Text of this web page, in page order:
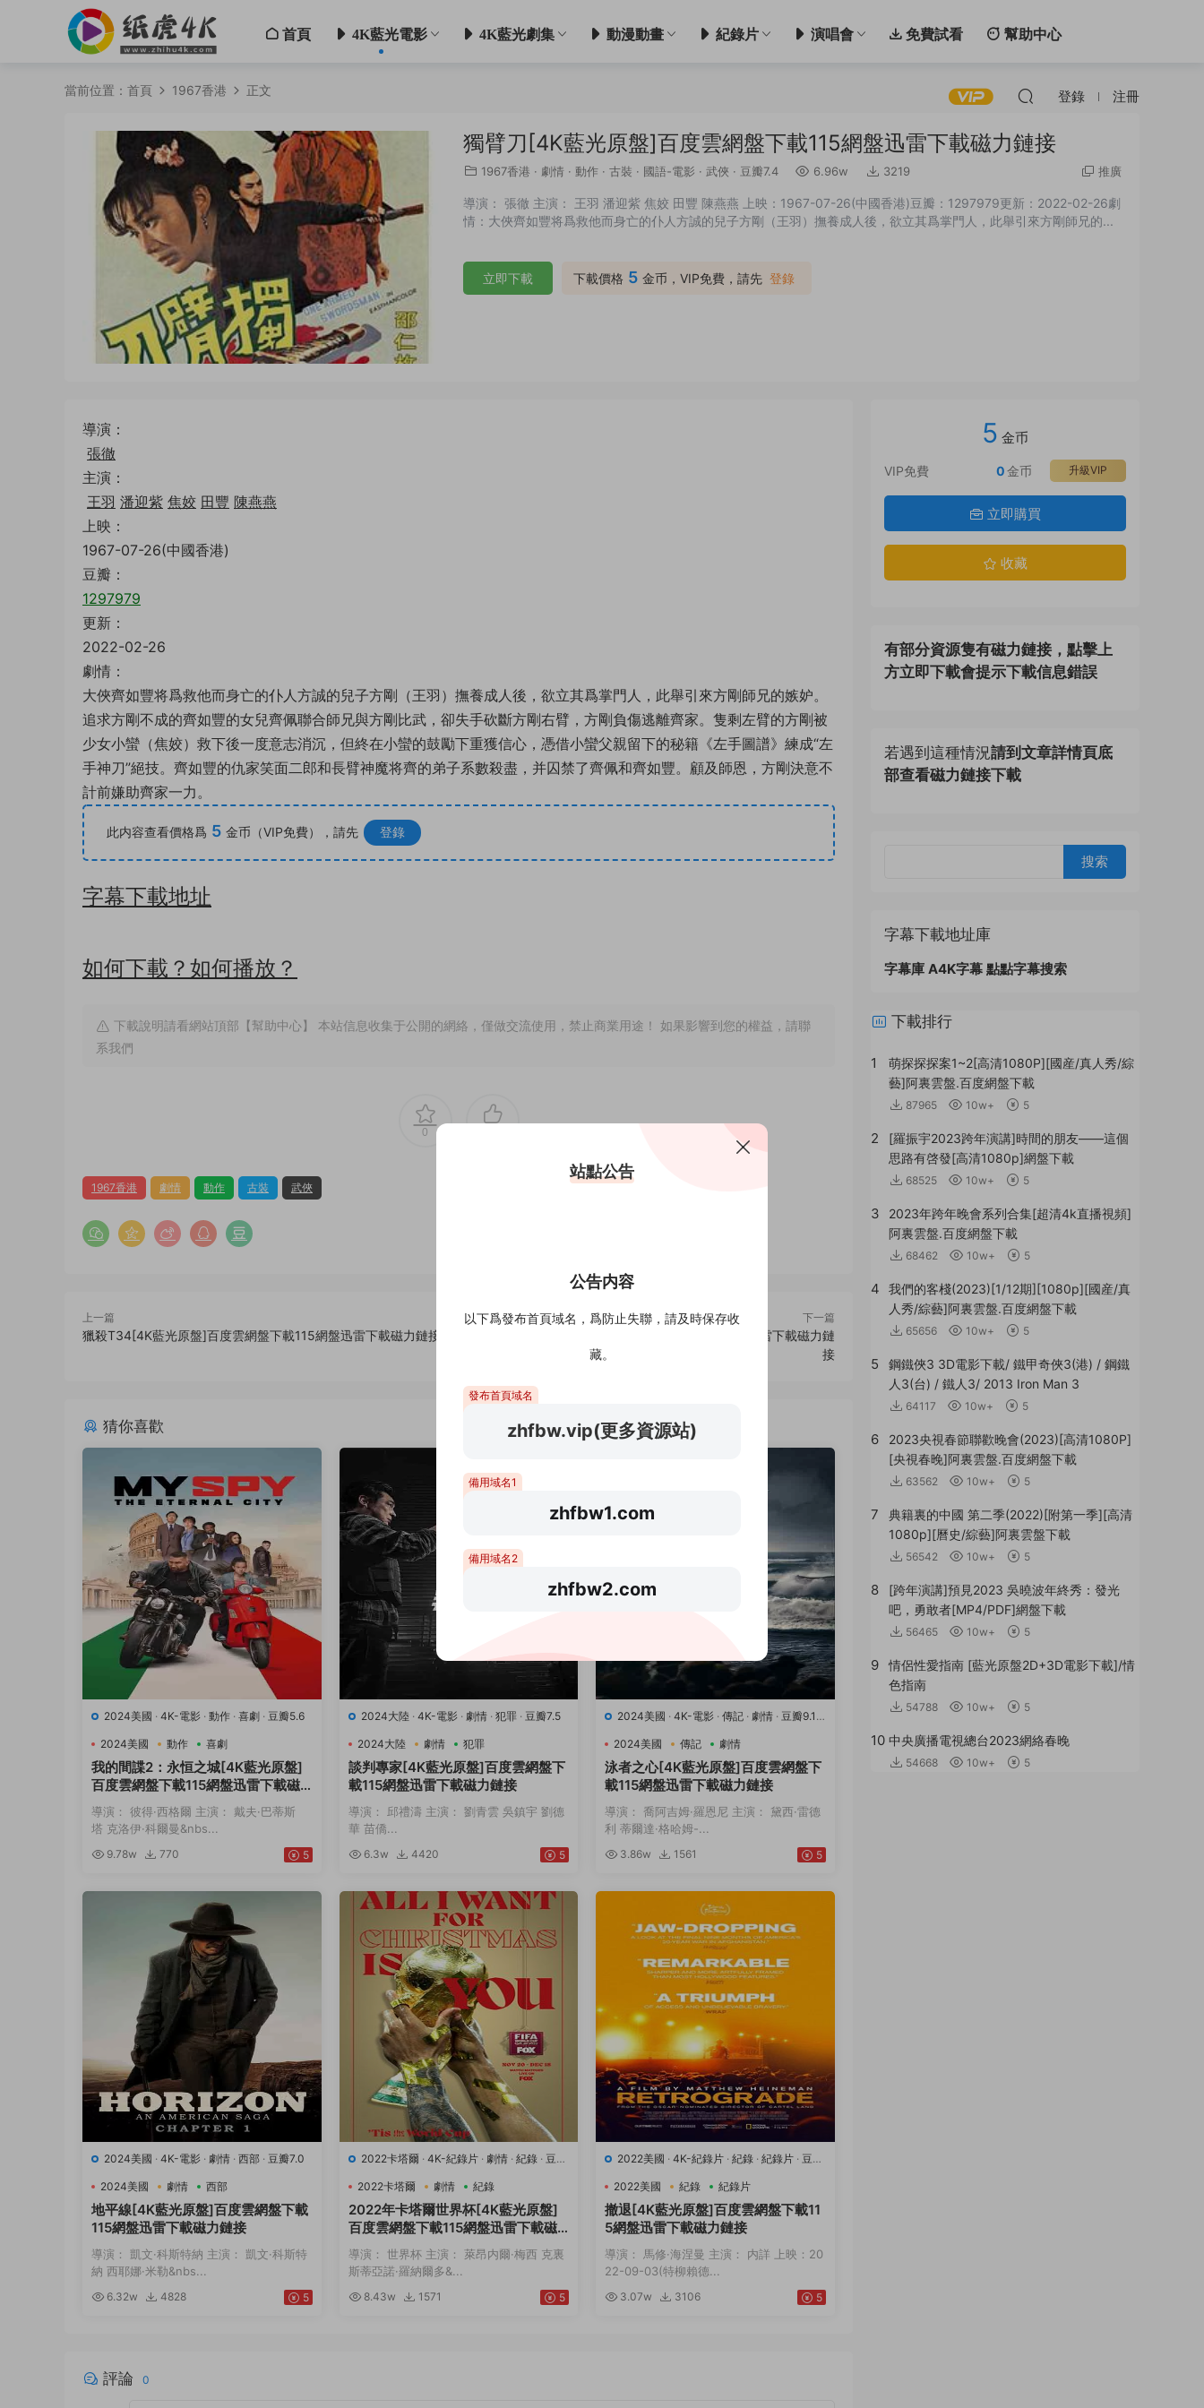
首頁 4K藍光電影 4K藍光劇集 動漫動畫 紀錄片 演唱會 免費試看 幫助中心
登錄 注冊
當前位置： 首頁 1967香港 正文
獨臂刀[4K藍光原盤]百度雲網盤下載115網盤迅雷下載磁力鏈接
1967香港 · 劇情 · 動作 · 古裝 · 國語-電影 · 武俠 · 豆瓣7.4 6.96w 3219 推廣
導演： 張徹 主演： 王羽 潘迎紫 焦姣 田豐 陳燕燕 上映：1967-07-26(中國香港)豆瓣：1297979更新：2022-02-26劇
情：大俠齊如豐将爲救他而身亡的仆人方誠的兒子方剛（王羽）撫養成人後，欲立其爲掌門人，此舉引來方剛師兄的...
下載價格 5 金币，VIP免費，請先 登錄
立即下載
導演：
張徹
主演：
王羽 潘迎紫 焦姣 田豐 陳燕燕
上映：
1967-07-26(中國香港)
豆瓣：
1297979
更新：
2022-02-26
劇情：
大俠齊如豐将爲救他而身亡的仆人方誠的兒子方剛（王羽）撫養成人後，欲立其爲掌門人，此舉引來方剛師兄的嫉妒。
追求方剛不成的齊如豐的女兒齊佩聯合師兄與方剛比武，卻失手砍斷方剛右臂，方剛負傷逃離齊家。隻剩左臂的方剛被
少女小蠻（焦姣）救下後一度意志消沉，但終在小蠻的鼓勵下重獲信心，憑借小蠻父親留下的秘籍《左手圖譜》練成“左
手神刀”絕技。齊如豐的仇家笑面二郎和長臂神魔将齊的弟子系數殺盡，并囚禁了齊佩和齊如豐。顧及師恩，方剛決意不
計前嫌助齊家一力。
此内容查看價格爲 5 金币（VIP免費），請先 登錄
字幕下載地址
如何下載？如何播放？
下載說明請看網站頂部【幫助中心】 本站信息收集于公開的網絡，僅做交流使用，禁止商業用途！ 如果影響到您的權益，請聯
系我們
0
1967香港 劇情 動作 古裝 武俠
上一篇
獵殺T34[4K藍光原盤]百度雲網盤下載115網盤迅雷下載磁力鏈接
下一篇
那山那人那狗[4K藍光原盤]百度雲網盤下載115網盤迅雷下載磁力鏈
接
猜你喜歡
2024美國 · 4K-電影 · 動作 · 喜劇 · 豆瓣5.6
2024美國 動作 喜劇
我的間諜2：永恒之城[4K藍光原盤]
百度雲網盤下載115網盤迅雷下載磁
力鏈接
導演： 彼得·西格爾 主演： 戴夫·巴蒂斯
塔 克洛伊·科爾曼&nbs...
9.78w 770 5
2024大陸· 4K-電影· 劇情· 犯罪· 豆瓣7.5
2024大陸 劇情 犯罪
談判專家[4K藍光原盤]百度雲網盤下
載115網盤迅雷下載磁力鏈接
導演： 邱禮濤 主演： 劉青雲 吳鎮宇 劉德
華 苗僑...
6.3w 4420 5
2024美國 ·4K-電影 ·傳記 · 劇情 · 豆瓣9.1 ·
2024美國
傳記 劇情
泳者之心[4K藍光原盤]百度雲網盤下
載115網盤迅雷下載磁力鏈接
導演： 喬阿吉姆·羅恩尼 主演： 黛西·雷德
利 蒂爾達·格哈姆-...
3.86w 1561 5
2024美國 · 4K-電影 · 劇情 · 西部 · 豆瓣7.0
2024美國 劇情 西部
地平線[4K藍光原盤]百度雲網盤下載
115網盤迅雷下載磁力鏈接
導演： 凱文·科斯特納 主演： 凱文·科斯特
納 西耶娜·米勒&nbs...
6.32w 4828 5
2022卡塔爾· 4K-紀錄片· 劇情· 紀錄· 豆瓣
2022卡塔爾
劇情 紀錄
2022年卡塔爾世界杯[4K藍光原盤]
百度雲網盤下載115網盤迅雷下載磁
力鏈接
導演： 世界杯 主演： 萊昂内爾·梅西 克裏
斯蒂亞諾·羅納爾多&...
8.43w 1571 5
2022美國 ·4K-紀錄片 ·紀錄 ·紀錄片 ·豆瓣
2022美國
紀錄 紀錄片
撤退[4K藍光原盤]百度雲網盤下載11
5網盤迅雷下載磁力鏈接
導演： 馬修·海涅曼 主演： 内詳 上映：20
22-09-03(特柳賴德...
3.07w 3106 5
評論 0
5 金币
VIP免費 升級VIP
0金币
立即購買
收藏
有部分資源隻有磁力鏈接，點擊上
方立即下載會提示下載信息錯誤
若遇到這種情況請到文章詳情頁底
部查看磁力鏈接下載
字幕下載地址庫
字幕庫 A4K字幕 點點字幕搜索
下載排行
1
萌探探探案1~2[高清1080P][國産/真人秀/綜
藝]阿裏雲盤.百度網盤下載
87965 10w+ 5
2
[羅振宇2023跨年演講]時間的朋友——這個
思路有啓發[高清1080p]網盤下載
68525 10w+ 5
3
2023年跨年晚會系列合集[超清4k直播視頻]
阿裏雲盤.百度網盤下載
68462 10w+ 5
4
我們的客棧(2023)[1/12期][1080p][國産/真
人秀/綜藝]阿裏雲盤.百度網盤下載
65656 10w+ 5
5
鋼鐵俠3 3D電影下載/ 鐵甲奇俠3(港) / 鋼鐵
人3(台) / 鐵人3/ 2013 Iron Man 3
64117 10w+ 5
6
2023央視春節聯歡晚會(2023)[高清1080P]
[央視春晚]阿裏雲盤.百度網盤下載
63562 10w+ 5
7
典籍裏的中國 第二季(2022)[附第一季][高清
1080p][曆史/綜藝]阿裏雲盤下載
56542 10w+ 5
8
[跨年演講]預見2023 吳曉波年終秀：發光
吧，勇敢者[MP4/PDF]網盤下載
56465 10w+ 5
9
情侶性愛指南 [藍光原盤2D+3D電影下載]/情
色指南
54788 10w+ 5
10 中央廣播電視總台2023網絡春晚
54668 10w+ 5
站點公告
公告内容
以下爲發布首頁域名，爲防止失聯，請及時保存收
藏。
發布首頁域名
zhfbw.vip(更多資源站)
備用域名1
zhfbw1.com
備用域名2
zhfbw2.com